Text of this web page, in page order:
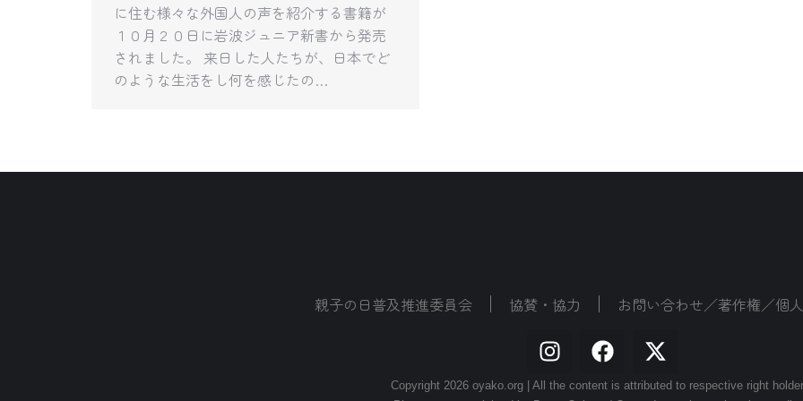
に住む様々な外国人の声を紹介する書籍が
１０月２０日に岩波ジュニア新書から発売
されました。 来日した人たちが、日本でど
のような生活をし何を感じたの…
親子の日普及推進委員会 協賛・協力 お問い合わせ／著作権／個
Copyright 2026 oyako.org | All the content is attributed to respective right